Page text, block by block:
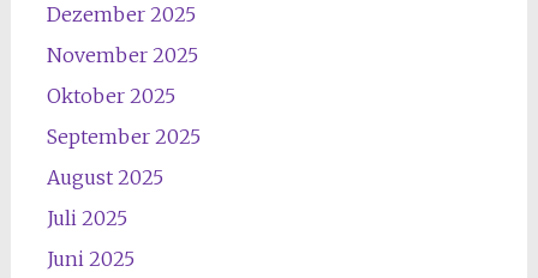
Dezember 2025
November 2025
Oktober 2025
September 2025
August 2025
Juli 2025
Juni 2025